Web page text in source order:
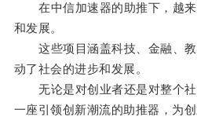
在中信加速器的助推下，越来
和发展。
这些项目涵盖科技、金融、教
动了社会的进步和发展。
无论是对创业者还是对整个社
一座引领创新潮流的助推器，为创